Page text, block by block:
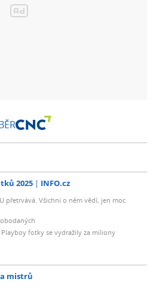
2025 INFO.cz
přetrvává. Všichni o něm vědí, jen moc
fotky se vydražily za miliony
mistrů